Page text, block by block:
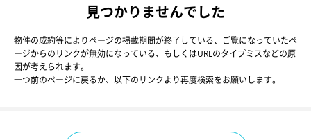
見つかりませんでした
物件の成約等によりページの掲載期間が終了している、ご覧になっていたペ
ージからのリンクが無効になっている、もしくはURLのタイプミスなどの原
因が考えられます。
一つ前のページに戻るか、以下のリンクより再度検索をお願いします。